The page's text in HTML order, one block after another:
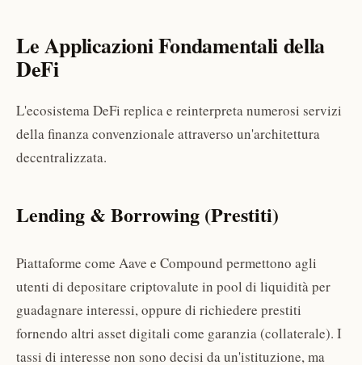
Le Applicazioni Fondamentali della
DeFi
L'ecosistema DeFi replica e reinterpreta numerosi servizi
della finanza convenzionale attraverso un'architettura
decentralizzata.
Lending & Borrowing (Prestiti)
Piattaforme come Aave e Compound permettono agli
utenti di depositare criptovalute in pool di liquidità per
guadagnare interessi, oppure di richiedere prestiti
fornendo altri asset digitali come garanzia (collaterale). I
tassi di interesse non sono decisi da un'istituzione, ma